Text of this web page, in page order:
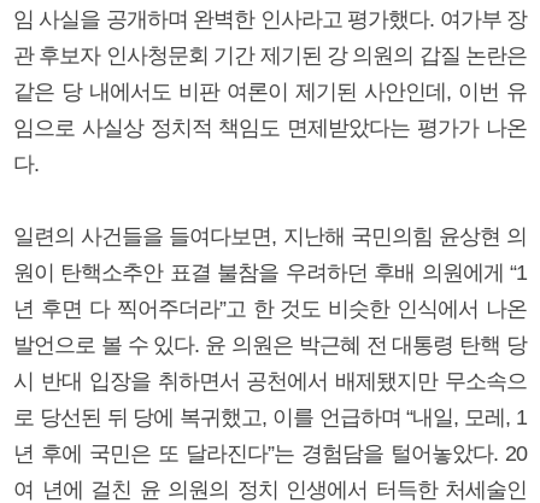
임 사실을 공개하며 완벽한 인사라고 평가했다. 여가부 장
관 후보자 인사청문회 기간 제기된 강 의원의 갑질 논란은
같은 당 내에서도 비판 여론이 제기된 사안인데, 이번 유
임으로 사실상 정치적 책임도 면제받았다는 평가가 나온
다.
일련의 사건들을 들여다보면, 지난해 국민의힘 윤상현 의
원이 탄핵소추안 표결 불참을 우려하던 후배 의원에게 “1
년 후면 다 찍어주더라”고 한 것도 비슷한 인식에서 나온
발언으로 볼 수 있다. 윤 의원은 박근혜 전 대통령 탄핵 당
시 반대 입장을 취하면서 공천에서 배제됐지만 무소속으
로 당선된 뒤 당에 복귀했고, 이를 언급하며 “내일, 모레, 1
년 후에 국민은 또 달라진다”는 경험담을 털어놓았다. 20
여 년에 걸친 윤 의원의 정치 인생에서 터득한 처세술인